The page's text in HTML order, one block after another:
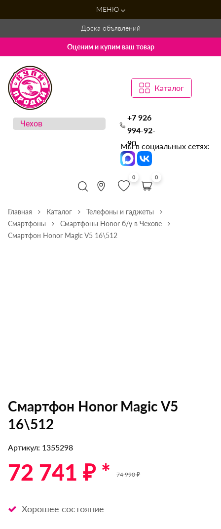
МЕНЮ
Доска объявлений
Оценим и купим ваш товар
Каталог
+7 926
994-92-
90
Мы в социальных сетях:
0 0
Главная Каталог
Телефоны и гаджеты
Смартфоны
Смартфоны Honor б/у в Чехове
Смартфон Honor Magic V5 16\512
Смартфон Honor Magic V5
16\512
Артикул: 1355298
72 741 ₽ * 74 990 ₽
Хорошее состояние